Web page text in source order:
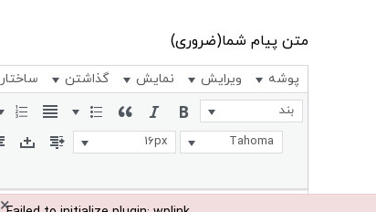
متن پیام شما(ضروری)
پوشه ویرایش نمایش گذاشتن ساختار
بند
Tahoma
16px
×